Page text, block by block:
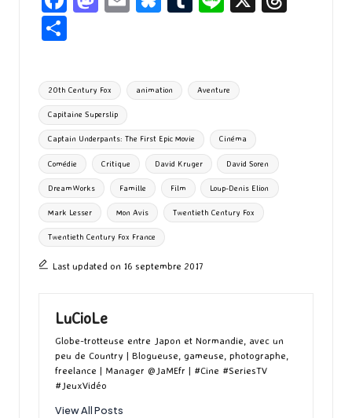
o
o
k
d
o
n
l
ky bl
r
ta
g
er
Tags:
20th Century Fox animation Aventure
Capitaine Superslip
Captain Underpants: The First Epic Movie Cinéma
Comédie Critique David Kruger David Soren
DreamWorks Famille Film Loup-Denis Elion
Mark Lesser Mon Avis Twentieth Century Fox
Twentieth Century Fox France
Last updated on 16 septembre 2017
LuCioLe
Globe-trotteuse entre Japon et Normandie, avec un
peu de Country | Blogueuse, gameuse, photographe,
freelance | Manager @JaMEfr | #Cine #SeriesTV
#JeuxVidéo
View All Posts